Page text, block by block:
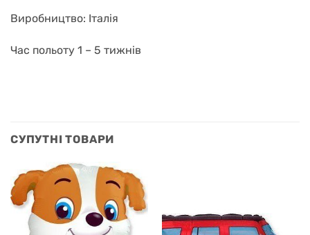
Виробництво: Італія
Час польоту 1 – 5 тижнів
СУПУТНІ ТОВАРИ